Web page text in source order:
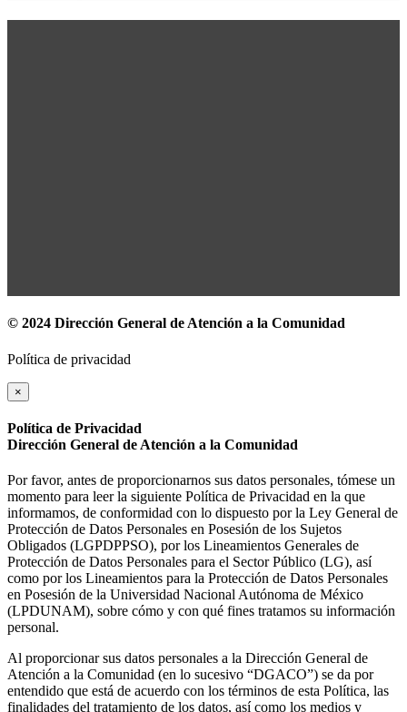
© 2024 Dirección General de Atención a la Comunidad
Política de privacidad
×
Política de Privacidad
Dirección General de Atención a la Comunidad
Por favor, antes de proporcionarnos sus datos personales, tómese un
momento para leer la siguiente Política de Privacidad en la que
informamos, de conformidad con lo dispuesto por la Ley General de
Protección de Datos Personales en Posesión de los Sujetos
Obligados (LGPDPPSO), por los Lineamientos Generales de
Protección de Datos Personales para el Sector Público (LG), así
como por los Lineamientos para la Protección de Datos Personales
en Posesión de la Universidad Nacional Autónoma de México
(LPDUNAM), sobre cómo y con qué fines tratamos su información
personal.
Al proporcionar sus datos personales a la Dirección General de
Atención a la Comunidad (en lo sucesivo “DGACO”) se da por
entendido que está de acuerdo con los términos de esta Política, las
finalidades del tratamiento de los datos, así como los medios y